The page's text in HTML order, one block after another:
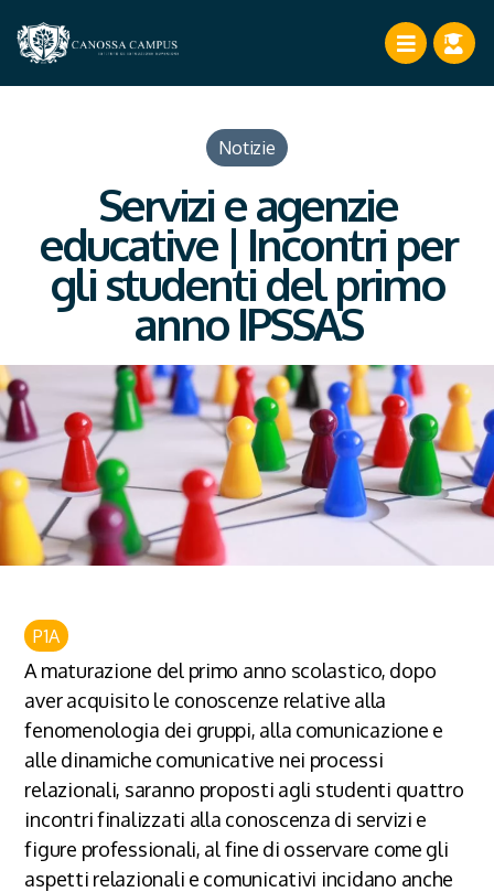
Notizie
Servizi e agenzie
educative | Incontri per
gli studenti del primo
anno IPSSAS
P1A
A maturazione del primo anno scolastico, dopo
aver acquisito le conoscenze relative alla
fenomenologia dei gruppi, alla comunicazione e
alle dinamiche comunicative nei processi
relazionali, saranno proposti agli studenti quattro
incontri finalizzati alla conoscenza di servizi e
figure professionali, al fine di osservare come gli
aspetti relazionali e comunicativi incidano anche